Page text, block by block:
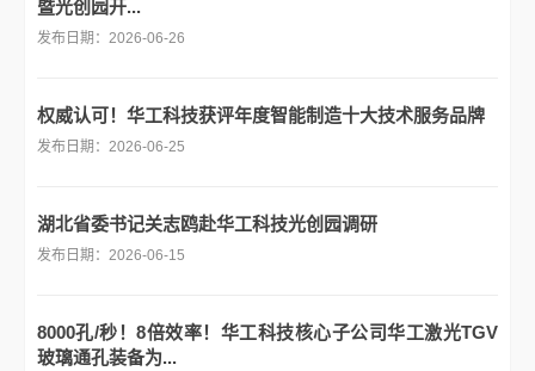
暨光创园开...
发布日期：2026-06-26
权威认可！华工科技获评年度智能制造十大技术服务品牌
发布日期：2026-06-25
湖北省委书记关志鸥赴华工科技光创园调研
发布日期：2026-06-15
8000孔/秒！8倍效率！华工科技核心子公司华工激光TGV
玻璃通孔装备为...